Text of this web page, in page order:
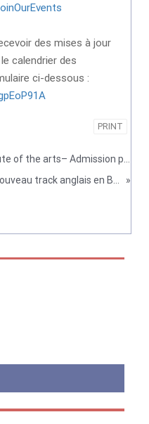
des mises à jour
calendrier des
ci-dessous :
PRINT
»